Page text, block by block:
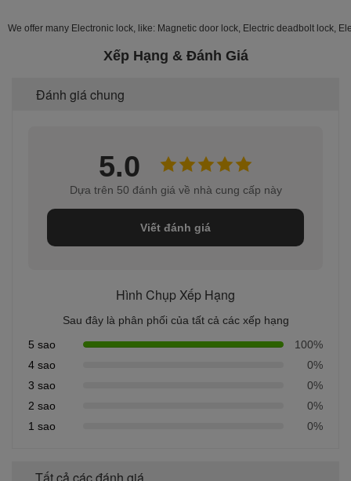
We offer many Electronic lock, like: Magnetic door lock, Electric deadbolt lock,
Xếp Hạng & Đánh Giá
Đánh giá chung
5.0
Dựa trên 50 đánh giá về nhà cung cấp này
Viết đánh giá
Hình Chụp Xếp Hạng
Sau đây là phân phối của tất cả các xếp hạng
5 sao
100%
4 sao
0%
3 sao
0%
2 sao
0%
1 sao
0%
Tất cả các đánh giá